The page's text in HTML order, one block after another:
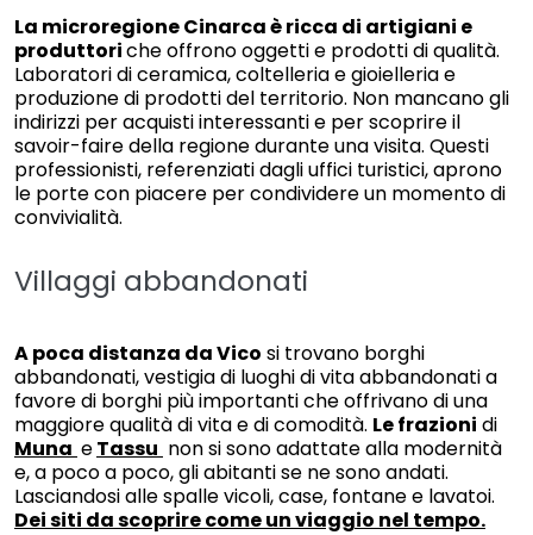
La microregione Cinarca è ricca di artigiani e
produttoriche offrono oggetti e prodotti di qualità.
Laboratori di ceramica, coltelleria e gioielleria e
produzione di prodotti del territorio. Non mancano gli
indirizzi per acquisti interessanti e per scoprire il
savoir-faire della regione durante una visita. Questi
professionisti, referenziati dagli uffici turistici, aprono
le porte con piacere per condividere un momento di
convivialità.
Villaggi abbandonati
A poca distanza da Vico si trovano borghi
abbandonati, vestigia di luoghi di vita abbandonati a
favore di borghi più importanti che offrivano di una
maggiore qualità di vita e di comodità. Le frazioni di
Muna eTassu non si sono adattate alla modernità
e, a poco a poco, gli abitanti se ne sono andati.
Lasciandosi alle spalle vicoli, case, fontane e lavatoi.
Dei siti da scoprire come un viaggio nel tempo.